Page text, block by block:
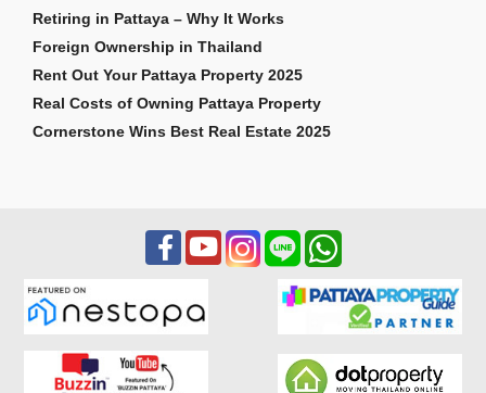
Retiring in Pattaya – Why It Works
Foreign Ownership in Thailand
Rent Out Your Pattaya Property 2025
Real Costs of Owning Pattaya Property
Cornerstone Wins Best Real Estate 2025